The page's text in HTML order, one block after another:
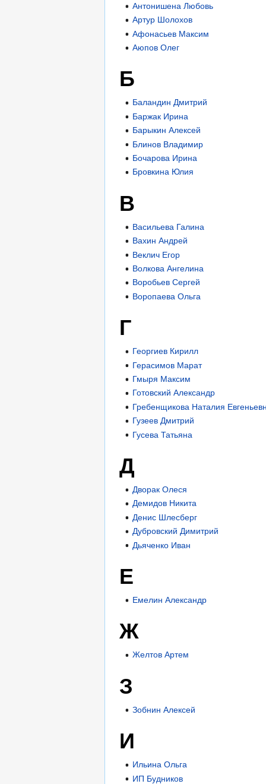
Антонишена Любовь
Артур Шолохов
Афонасьев Максим
Аюпов Олег
Б
Баландин Дмитрий
Баржак Ирина
Барыкин Алексей
Блинов Владимир
Бочарова Ирина
Бровкина Юлия
В
Васильева Галина
Вахин Андрей
Веклич Егор
Волкова Ангелина
Воробьев Сергей
Воропаева Ольга
Г
Георгиев Кирилл
Герасимов Марат
Гмыря Максим
Готовский Александр
Гребенщикова Наталия
Гузеев Дмитрий
Гусева Татьяна
Д
Дворак Олеся
Демидов Никита
Денис Шлесберг
Дубровский Димитрий
Дьяченко Иван
Е
Емелин Александр
Ж
Желтов Артем
З
Зобнин Алексей
И
Ильина Ольга
ИП Будников